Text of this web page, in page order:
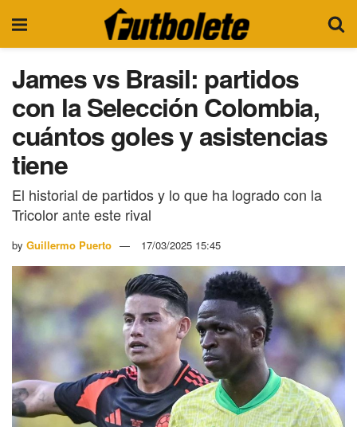
James vs Brasil: partidos
con la Selección Colombia,
cuántos goles y asistencias
tiene
El historial de partidos y lo que ha logrado con la
Tricolor ante este rival
by Guillermo Puerto 17/03/2025 15:45